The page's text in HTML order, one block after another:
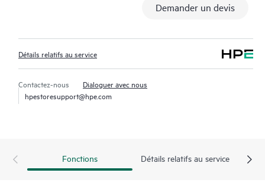
Demander un devis
Détails relatifs au service
Contactez-nous
Dialoguer avec nous
hpestoresupport@hpe.com
Fonctions Détails relatifs au service